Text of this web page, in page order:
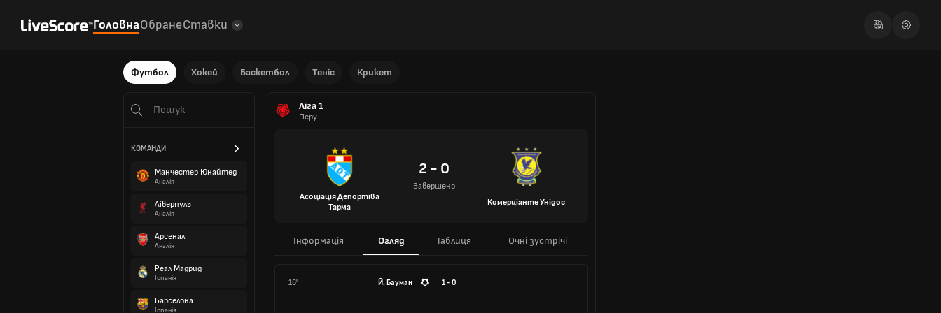
ГоловнаОбранеСтавки
Футбол Хокей Баскетбол Теніс Крикет
КОМАНДИ
Манчестер Юнайтед
Англія
Ліверпуль
Англія
Арсенал
Англія
Реал Мадрид
Іспанія
Барселона
Іспанія
Ліга 1
Перу
Асоціація Депортіва
Тарма
2 - 0
Завершено
Комерціанте Унідос
Інформація Огляд Таблиця Очні зустрічі
16' Й. Бауман 1 - 0